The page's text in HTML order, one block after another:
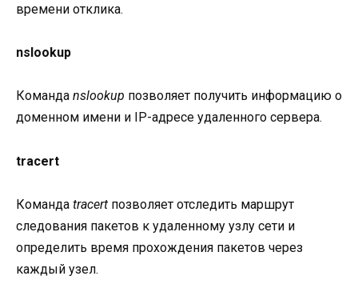
времени отклика.
nslookup
Команда nslookup позволяет получить информацию о
доменном имени и IP-адресе удаленного сервера.
tracert
Команда tracert позволяет отследить маршрут
следования пакетов к удаленному узлу сети и
определить время прохождения пакетов через
каждый узел.